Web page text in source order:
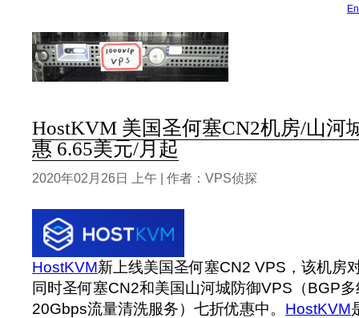
HostKVM 美国圣何塞CN2机房/山河
惠 6.65美元/月起
2020年02月26日 上午 | 作者：VPS侦探
HostKVM新上线美国圣何塞CN2 VPS，该机房
同时圣何塞CN2和美国山河城防御VPS（BGP
20Gbps流量清洗服务）七折优惠中。 HostKVM